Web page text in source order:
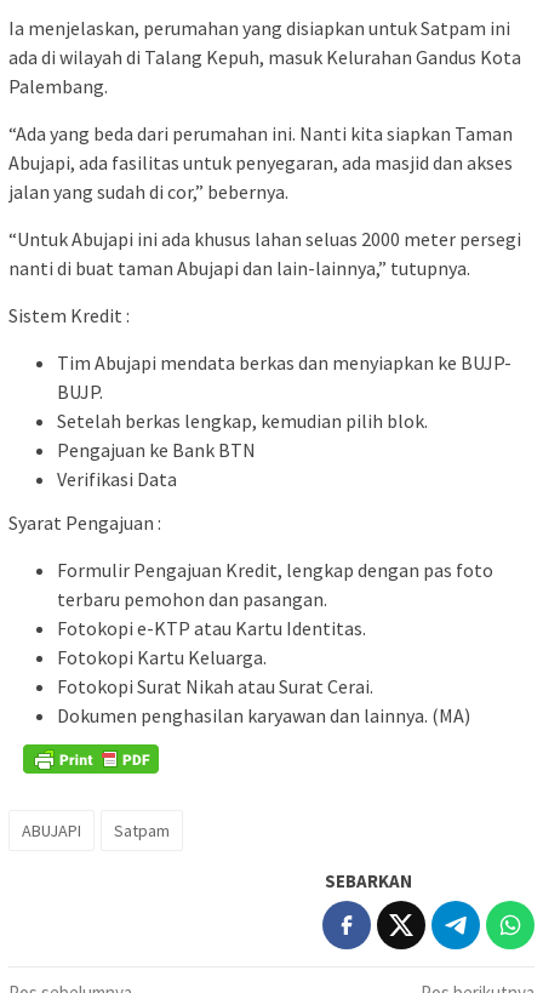
Ia menjelaskan, perumahan yang disiapkan untuk Satpam ini
ada di wilayah di Talang Kepuh, masuk Kelurahan Gandus Kota
Palembang.
“Ada yang beda dari perumahan ini. Nanti kita siapkan Taman
Abujapi, ada fasilitas untuk penyegaran, ada masjid dan akses
jalan yang sudah di cor,” bebernya.
“Untuk Abujapi ini ada khusus lahan seluas 2000 meter persegi
nanti di buat taman Abujapi dan lain-lainnya,” tutupnya.
Sistem Kredit :
Tim Abujapi mendata berkas dan menyiapkan ke BUJP-
BUJP.
Setelah berkas lengkap, kemudian pilih blok.
Pengajuan ke Bank BTN
Verifikasi Data
Syarat Pengajuan :
Formulir Pengajuan Kredit, lengkap dengan pas foto
terbaru pemohon dan pasangan.
Fotokopi e-KTP atau Kartu Identitas.
Fotokopi Kartu Keluarga.
Fotokopi Surat Nikah atau Surat Cerai.
Dokumen penghasilan karyawan dan lainnya. (MA)
ABUJAPI Satpam
SEBARKAN